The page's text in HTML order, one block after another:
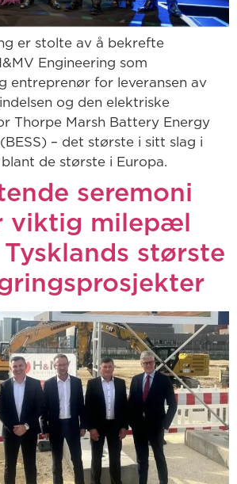
er stolte av å bekrefte
Engineering som
entreprenør for leveransen av
og den elektriske
Thorpe Marsh Battery Energy
– det største i sitt slag i
de største i Europa.
seremoni
viktig milepæl
største